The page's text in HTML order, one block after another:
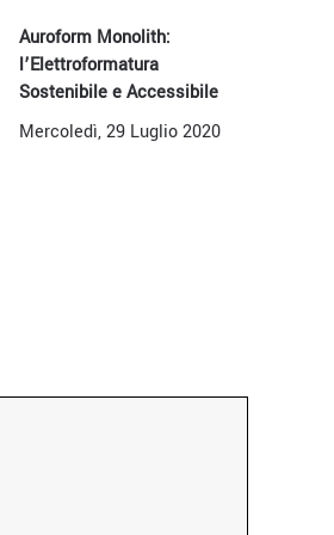
Auroform Monolith:
l’Elettroformatura
Sostenibile e Accessibile
Mercoledì, 29 Luglio 2020